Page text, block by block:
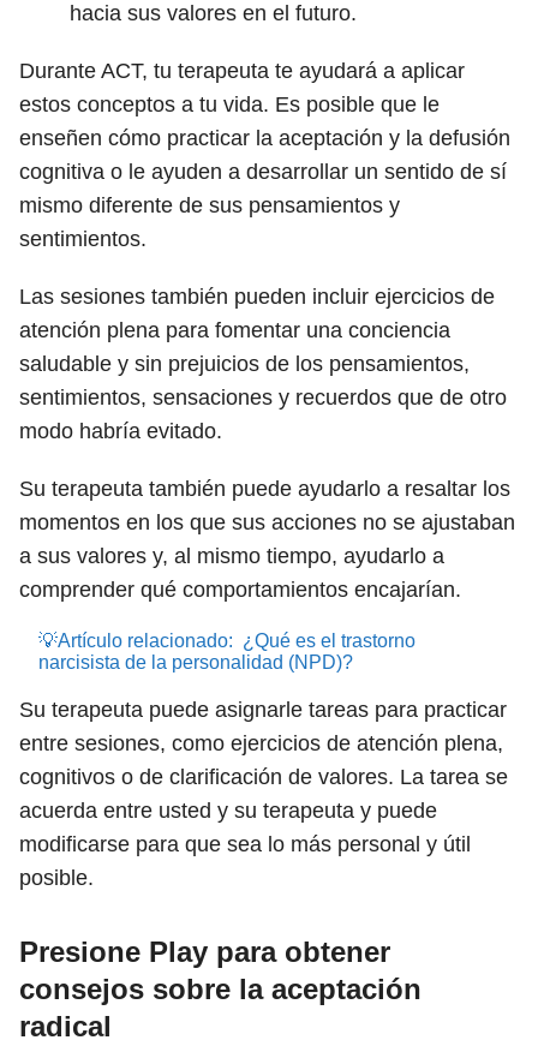
hacia sus valores en el futuro.
Durante ACT, tu terapeuta te ayudará a aplicar
estos conceptos a tu vida. Es posible que le
enseñen cómo practicar la aceptación y la defusión
cognitiva o le ayuden a desarrollar un sentido de sí
mismo diferente de sus pensamientos y
sentimientos.
Las sesiones también pueden incluir ejercicios de
atención plena para fomentar una conciencia
saludable y sin prejuicios de los pensamientos,
sentimientos, sensaciones y recuerdos que de otro
modo habría evitado.
Su terapeuta también puede ayudarlo a resaltar los
momentos en los que sus acciones no se ajustaban
a sus valores y, al mismo tiempo, ayudarlo a
comprender qué comportamientos encajarían.
💡Artículo relacionado: ¿Qué es el trastorno
narcisista de la personalidad (NPD)?
Su terapeuta puede asignarle tareas para practicar
entre sesiones, como ejercicios de atención plena,
cognitivos o de clarificación de valores. La tarea se
acuerda entre usted y su terapeuta y puede
modificarse para que sea lo más personal y útil
posible.
Presione Play para obtener
consejos sobre la aceptación
radical